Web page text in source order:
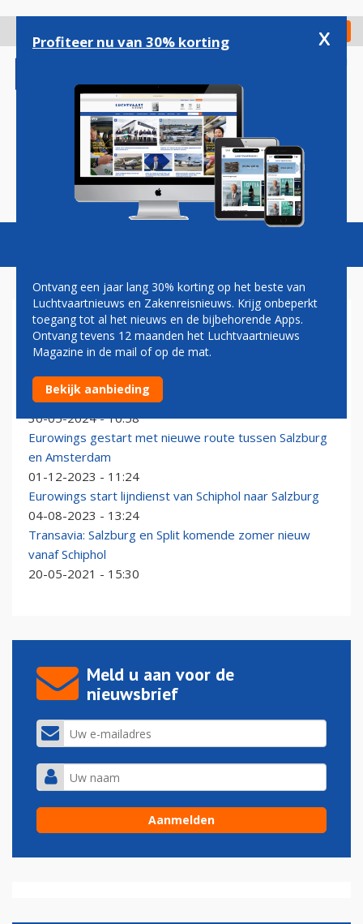
gaan
Check in
Magazine Podcasts Vacatures
SALZBURG
Eurowings keert komende winter niet terug op
Schiphol
30-05-2024 - 10:58
Eurowings gestart met nieuwe route tussen Salzburg
en Amsterdam
01-12-2023 - 11:24
Eurowings start lijndienst van Schiphol naar Salzburg
04-08-2023 - 13:24
Transavia: Salzburg en Split komende zomer nieuw
vanaf Schiphol
20-05-2021 - 15:30
Meld u aan voor de
nieuwsbrief
Profiteer nu van 30% korting x
Ontvang een jaar lang 30% korting op het beste van
Luchtvaartnieuws en Zakenreisnieuws. Krijg onbeperkt
toegang tot al het nieuws en de bijbehorende Apps.
Ontvang tevens 12 maanden het Luchtvaartnieuws
Magazine in de mail of op de mat.
Bekijk aanbieding